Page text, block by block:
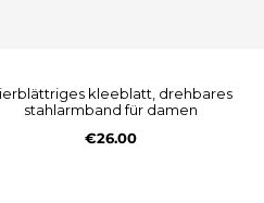
stahlarmband für damen
€26.00